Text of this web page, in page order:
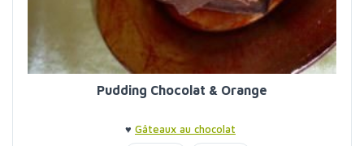
Pudding Chocolat & Orange
♥ Gâteaux au chocolat